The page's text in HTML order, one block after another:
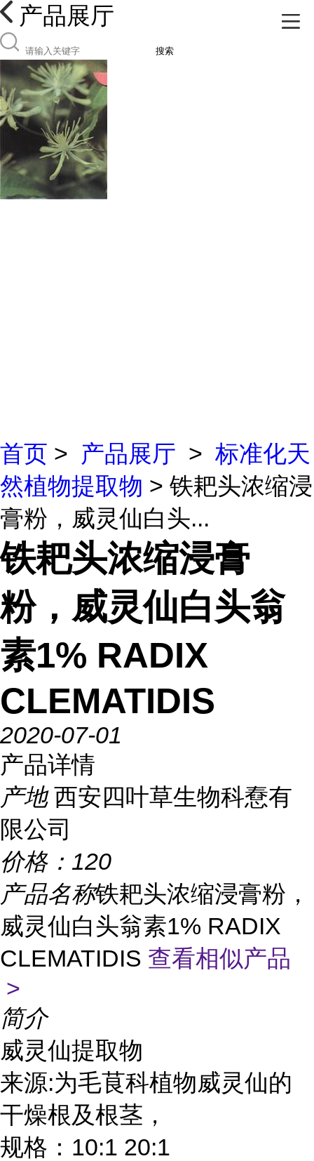
产品展厅
搜索
首页 > 产品展厅 > 标准化天
然植物提取物 > 铁耙头浓缩浸
膏粉，威灵仙白头...
铁耙头浓缩浸膏
粉，威灵仙白头翁
素1% RADIX
CLEMATIDIS
2020-07-01
产品详情
产地 西安四叶草生物科憃有
限公司
价格： 120
产品名称铁耙头浓缩浸膏粉，
威灵仙白头翁素1% RADIX
CLEMATIDIS 查看相似产品
>
简介
威灵仙提取物
来源:为毛茛科植物威灵仙的
干燥根及根茎，
规格： 10:1 20:1